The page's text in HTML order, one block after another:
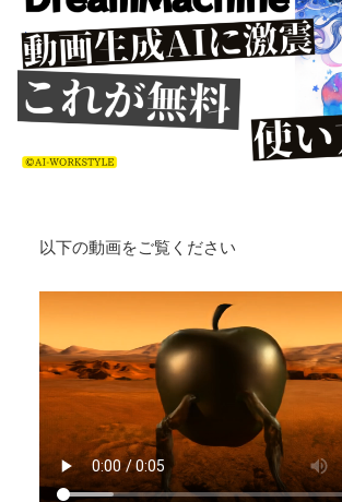
以下の動画をご覧ください